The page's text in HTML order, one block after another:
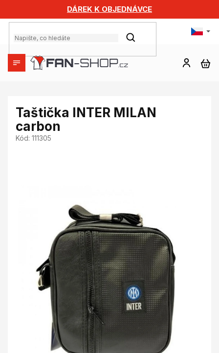
obsah
DÁREK K OBJEDNÁVCE
HLEDAT
Taštička INTER MILAN
carbon
Kód: 111305